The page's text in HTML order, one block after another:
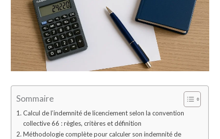
Sommaire
Calcul de l’indemnité de licenciement selon la convention
collective 66 : règles, critères et définition
Méthodologie complète pour calculer son indemnité de